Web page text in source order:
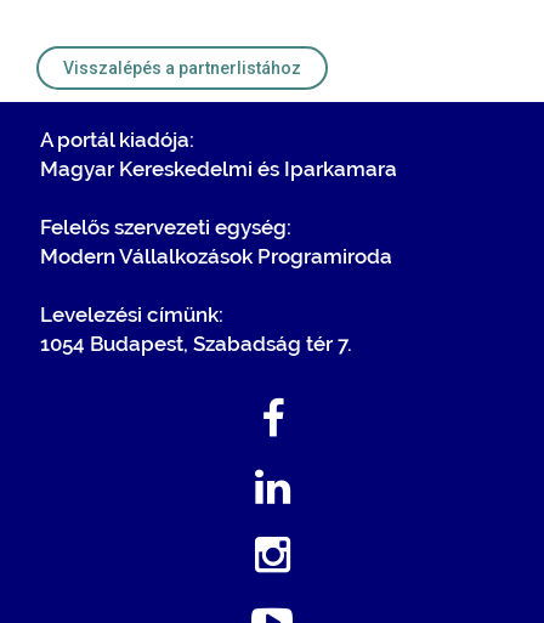
Visszalépés a partnerlistához
A portál kiadója:
Magyar Kereskedelmi és Iparkamara
Felelős szervezeti egység:
Modern Vállalkozások Programiroda
Levelezési címünk:
1054 Budapest, Szabadság tér 7.